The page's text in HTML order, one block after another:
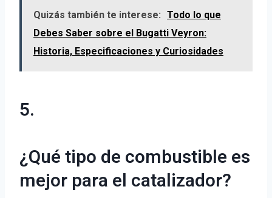
Quizás también te interese: Todo lo que
Debes Saber sobre el Bugatti Veyron:
Historia, Especificaciones y Curiosidades
5.
¿Qué tipo de combustible es
mejor para el catalizador?